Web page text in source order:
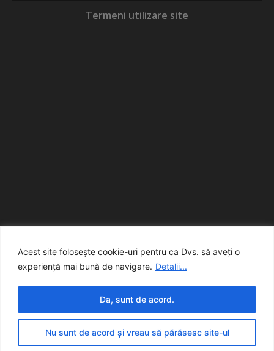
Acest site folosește cookie-uri pentru ca Dvs. să aveți o
experiență mai bună de navigare. Detalii...
Nu sunt de acord și vreau să părăsesc site-ul
Da, sunt de acord.
Termeni utilizare site
creart Contact